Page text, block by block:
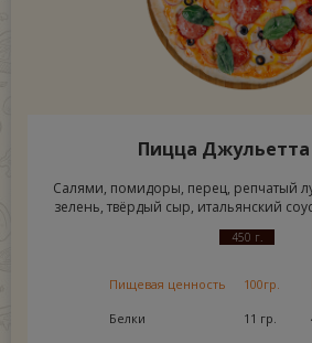
Пицца Джульетта
Салями, помидоры, перец, репчатый
зелень, твёрдый сыр, итальянский
450 г.
Пищевая ценность 100гр.
Белки 11 гр.